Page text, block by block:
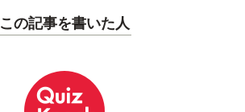
この記事を書いた人